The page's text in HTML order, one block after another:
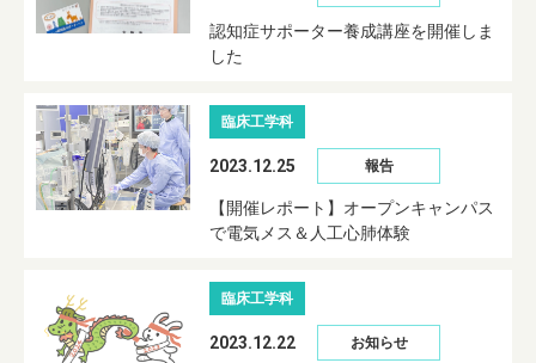
認知症サポーター養成講座を開催しま
した
2023.12.25 報告
臨床工学科
【開催レポート】オープンキャンパス
で電気メス＆人工心肺体験
2023.12.22 お知らせ
臨床工学科